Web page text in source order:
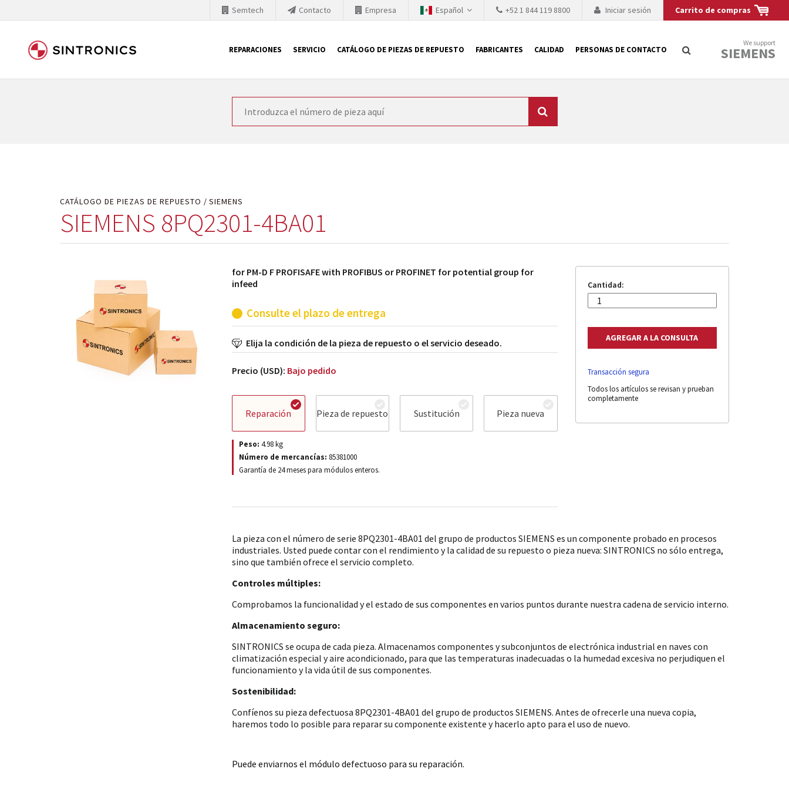
Carrito de compras
Iniciar sesión
+52 1 844 119 8800
Español
Empresa
Contacto
Semtech
REPARACIONES SERVICIO CATÁLOGO DE PIEZAS DE REPUESTO FABRICANTES CALIDAD PERSONAS DE CONTACTO
We support
SIEMENS
Nuestra colaboración con SIEMENS
de módulos descontinuados por módulos del propio almacén.
CATÁLOGO DE PIEZAS DE REPUESTO SIEMENS
SIEMENS 8PQ2301-4BA01
for PM-D F PROFISAFE with PROFIBUS or PROFINET for potential group for
infeed
Consulte el plazo de entrega
Elija la condición de la pieza de repuesto o el servicio deseado.
Precio (USD): Bajo pedido
Reparación Pieza de repuesto Sustitución Pieza nueva
Peso: 4.98kg
Número de mercancías: 85381000
Garantía de 24 meses para módulos enteros.
Cantidad:
Transacción segura
Todos los artículos se revisan y prueban
completamente
La pieza con el número de serie 8PQ2301-4BA01 del grupo de productos SIEMENS es un componente probado en procesos
industriales. Usted puede contar con el rendimiento y la calidad de su repuesto o pieza nueva: SINTRONICS no sólo entrega,
sino que también ofrece el servicio completo.
Controles múltiples:
Comprobamos la funcionalidad y el estado de sus componentes en varios puntos durante nuestra cadena de servicio interno.
Almacenamiento seguro:
SINTRONICS se ocupa de cada pieza. Almacenamos componentes y subconjuntos de electrónica industrial en naves con
climatización especial y aire acondicionado, para que las temperaturas inadecuadas o la humedad excesiva no perjudiquen el
funcionamiento y la vida útil de sus componentes.
Sostenibilidad:
Confíenos su pieza defectuosa 8PQ2301-4BA01 del grupo de productos SIEMENS. Antes de ofrecerle una nueva copia,
haremos todo lo posible para reparar su componente existente y hacerlo apto para el uso de nuevo.
Puede enviarnos el módulo defectuoso para su reparación.